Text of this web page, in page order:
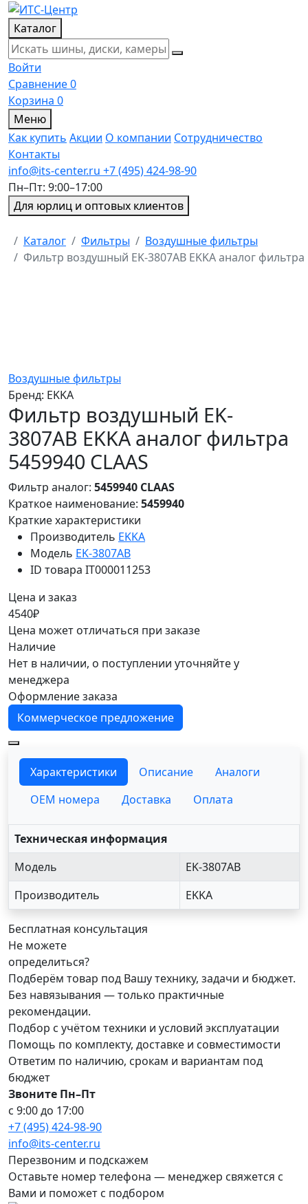
Каталог
Войти
Сравнение0
Корзина 0
Меню
Как купить Акции О компании Сотрудничество
Контакты
info@its-center.ru +7 (495) 424-98-90
Пн–Пт: 9:00–17:00
Для юрлиц и оптовых клиентов
Главная
Каталог Фильтры
Воздушные фильтры
Фильтр воздушный EK-3807AB EKKA аналог фильтра
Воздушные фильтры
Бренд: EKKA
Фильтр воздушный EK-
3807AB EKKA аналог фильтра
5459940 CLAAS
Фильтр аналог: 5459940 CLAAS
Краткое наименование: 5459940
Краткие характеристики
Производитель EKKA
Модель EK-3807AB
ID товара IT000011253
Цена и заказ
4540₽
Цена может отличаться при заказе
Наличие
Нет в наличии, о поступлении уточняйте у
менеджера
Оформление заказа
Коммерческое предложение
Характеристики Описание
Аналоги
OEM номера
Доставка Оплата
Техническая информация
Модель
EK-3807AB
Производитель
EKKA
Бесплатная консультация
Не можете
определиться?
Подберём товар под Вашу технику, задачи и бюджет.
Без навязывания — только практичные
рекомендации.
Подбор с учётом техники и условий эксплуатации
Помощь по комплекту, доставке и совместимости
Ответим по наличию, срокам и вариантам под
бюджет
Звоните Пн–Пт
с 9:00 до 17:00
+7 (495) 424-98-90
info@its-center.ru
Перезвоним и подскажем
Оставьте номер телефона — менеджер свяжется с
Вами и поможет с подбором